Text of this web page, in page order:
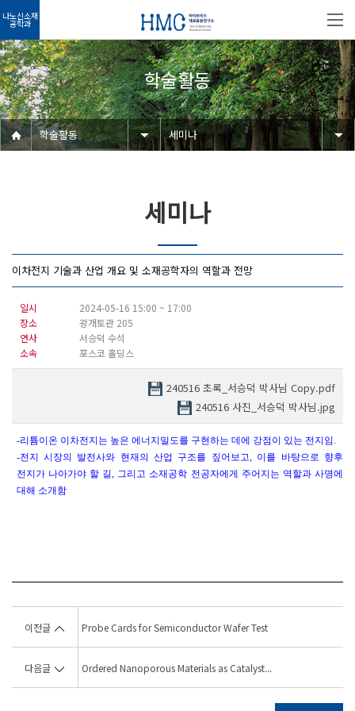
나노신소재
공학과
학술활동
학술활동 세미나
세미나
이차전지 기술과 산업 개요 및 소재공학자의 역할과 전망
일시
2024-05-16 15:00 ~ 17:00
장소
광개토관 205
연사
서승덕 수석
소속
포스코 홀딩스
240516 초록_서승덕 박사님 Copy.pdf
240516 사진_서승덕 박사님.jpg
-리튬이온 이차전지는 높은 에너지밀도를 구현하는 데에 강점이 있는 전지임 .
-전지 시장의 발전사와 현재의 산업 구조를 짚어보고, 이를 바탕으로 향후
전지가 나아가야 할 길, 그리고 소재공학 전공자에게 주어지는 역할과 사명에
대해 소개함
이전글 Probe Cards for Semiconductor Wafer Test
다음글 Ordered Nanoporous Materials as Catalyst...